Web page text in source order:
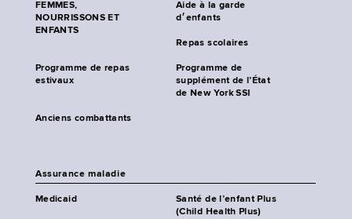
FEMMES,
NOURRISSONS ET
ENFANTS
Aide à la garde
d׳enfants
Repas scolaires
Programme de repas
estivaux
Programme de
supplément de l’État
de New York SSI
Anciens combattants
Assurance maladie
Medicaid
Santé de l’enfant Plus
(Child Health Plus)